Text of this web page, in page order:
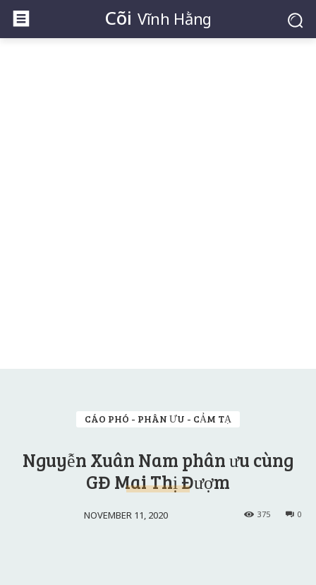
Cõi Vĩnh Hằng
CÁO PHÓ - PHÂN ƯU - CẢM TẠ
Nguyễn Xuân Nam phân ưu cùng
GĐ Mai Thị Đượm
NOVEMBER 11, 2020 0
375